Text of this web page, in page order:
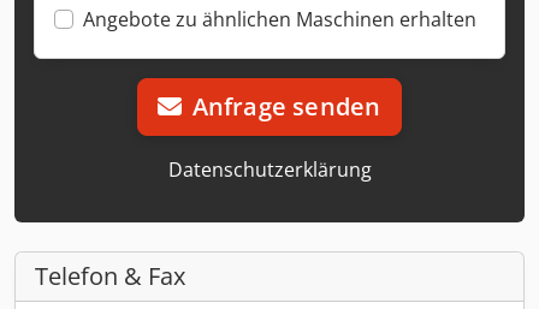
Angebote zu ähnlichen Maschinen erhalten
Anfrage senden
Datenschutzerklärung
Telefon & Fax